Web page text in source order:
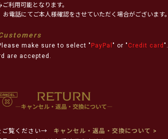
利用可能となります。
電話にてご本人様確認をさせていただく場合がございます。
make sure to select " PayPal " or " Credit card ".
are accepted.
ご覧ください→
キャンセル・返品・交換について >